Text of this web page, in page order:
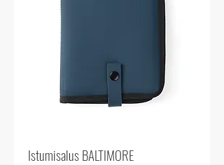
Istumisalus BALTIMORE